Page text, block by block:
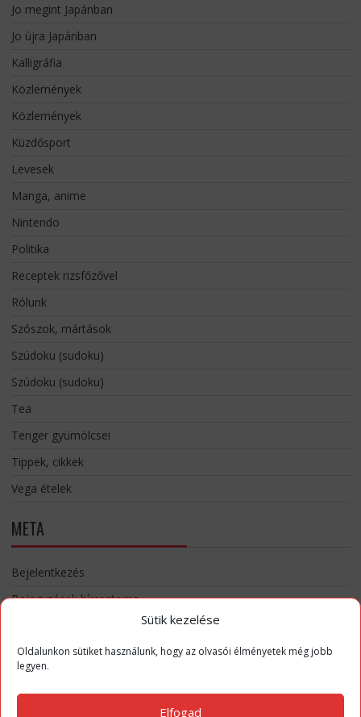
Sütik kezelése
Oldalunkon sütiket használunk, hogy az olvasói élményetek még jobb
legyen.
Elfogad
Jo megint Japánban
Jo újra Japánban
Kalligráfia
Közlemények
Közlemények
Küzdősport
Levesek
Manga, anime
Nintendo
Politika
Receptek rizsfőzővel
Rólunk
Szószok, mártások
Szúdoku (sudoku)
Szúdoku (sudoku)
Tea
Tenger gyümölcsei
Tippek, cikkek
Vega ételek
META
Bejelentkezés
Bejegyzések hírcsatorna
Hozzászólások hírcsatorna
WordPress Magyarország